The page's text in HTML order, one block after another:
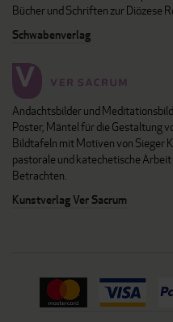
Bücher und Schriften zur
Schwabenverlag
Andachtsbilder und
Poster, Mäntel für die Gestaltung
Bildtafeln mit Motiven von Sieger
pastorale und katechetische
Betrachten.
Kunstverlag Ver Sacrum